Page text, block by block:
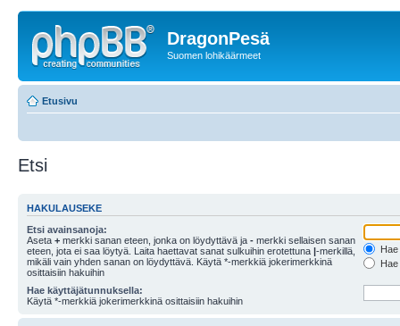
DragonPesä
Suomen lohikäärmeet
Etusivu
Etsi
HAKULAUSEKE
Etsi avainsanoja:
Aseta + merkki sanan eteen, jonka on löydyttävä ja - merkki sellaisen sanan
eteen, jota ei saa löytyä. Laita haettavat sanat sulkuihin erotettuna |-merkillä,
mikäli vain yhden sanan on löydyttävä. Käytä *-merkkiä jokerimerkkinä
osittaisiin hakuihin
Hae käyttäjätunnuksella:
Käytä *-merkkiä jokerimerkkinä osittaisiin hakuihin